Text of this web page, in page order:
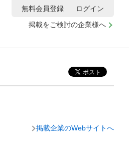
掲載をご検討の企業様へ
無料会員登録 ログイン
掲載企業のWebサイトへ